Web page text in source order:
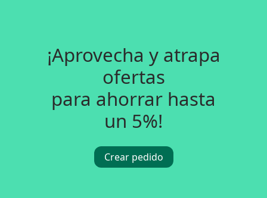
¡Aprovecha y atrapa
ofertas
para ahorrar hasta
un 5%!
Crear pedido